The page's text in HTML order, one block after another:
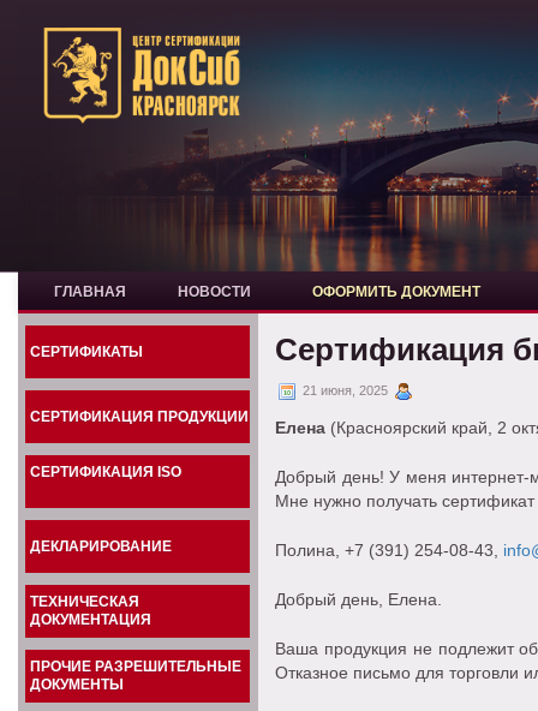
ГЛАВНАЯ НОВОСТИ ОФОРМИТЬ ДОКУМЕНТ
СЕРТИФИКАТЫ
СЕРТИФИКАЦИЯ ПРОДУКЦИИ
СЕРТИФИКАЦИЯ ISO
ДЕКЛАРИРОВАНИЕ
ТЕХНИЧЕСКАЯ
ДОКУМЕНТАЦИЯ
ПРОЧИЕ РАЗРЕШИТЕЛЬНЫЕ
ДОКУМЕНТЫ
Сертификация
21 июня, 2025
Елена (Красноярский край, 2
Добрый день! У меня интернет-
Мне нужно получать
Полина , +7 (391) 254-08-43,
Добрый день, Елена.
Ваша продукция не подлежит
Отказное письмо для торговли